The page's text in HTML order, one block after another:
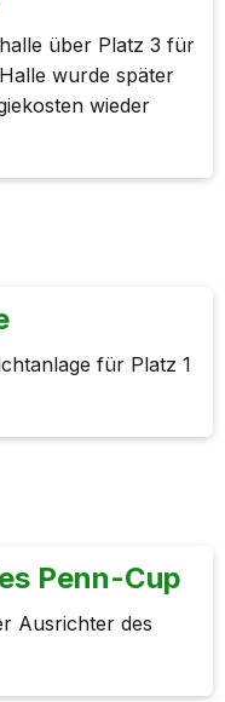
über Platz 3 für
wurde später
wieder
für Platz 1
Penn-Cup
Ausrichter des